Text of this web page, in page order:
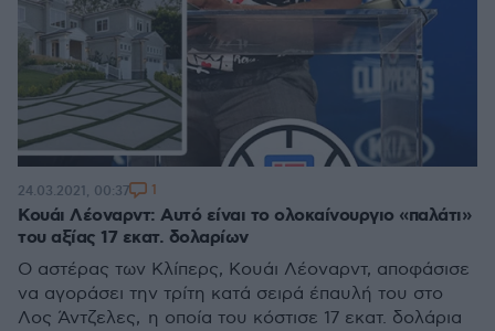
Κουάι Λέοναρντ: Αυτό είναι το ολοκαίνουργιο «παλάτι»
του αξίας 17 εκατ. δολαρίων
Ο αστέρας των Κλίπερς, Κουάι Λέοναρντ, αποφάσισε
να αγοράσει την τρίτη κατά σειρά έπαυλή του στο
Λος Άντζελες, η οποία του κόστισε 17 εκατ. δολάρια
24.03.2021, 00:37 1